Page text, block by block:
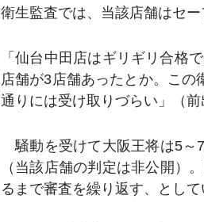
衛生監査では、当該店舗はセ
「仙台中田店はギリギリ合格
店舗が3店舗あったとか。こ
通りには受け取りづらい」（前
騒動を受けて大阪王将は5～
（当該店舗の判定は非公開）
るまで審査を繰り返す、として